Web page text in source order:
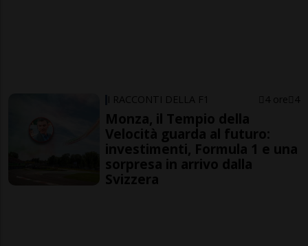
I RACCONTI DELLA F1 4 ore 4
Monza, il Tempio della
Velocità guarda al futuro:
investimenti, Formula 1 e una
sorpresa in arrivo dalla
Svizzera